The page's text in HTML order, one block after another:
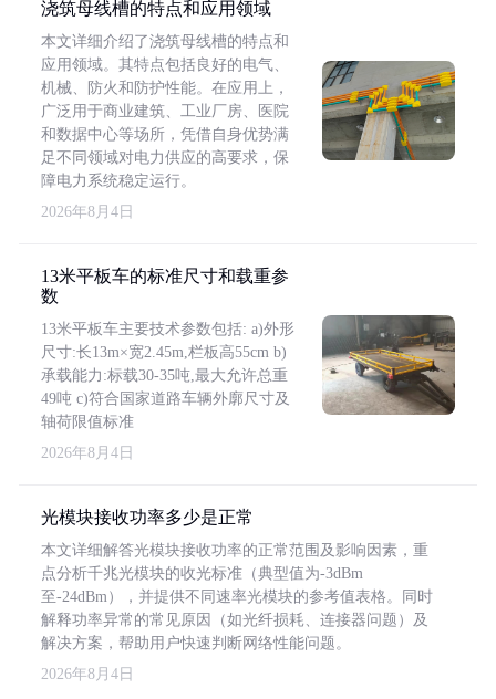
浇筑母线槽的特点和应用领域
本文详细介绍了浇筑母线槽的特点和
应用领域。其特点包括良好的电气、
机械、防火和防护性能。在应用上，
广泛用于商业建筑、工业厂房、医院
和数据中心等场所，凭借自身优势满
足不同领域对电力供应的高要求，保
障电力系统稳定运行。
2026年8月4日
13米平板车的标准尺寸和载重参
数
13米平板车主要技术参数包括: a)外形
尺寸:长13m×宽2.45m,栏板高55cm b)
承载能力:标载30-35吨,最大允许总重
49吨 c)符合国家道路车辆外廓尺寸及
轴荷限值标准
2026年8月4日
光模块接收功率多少是正常
本文详细解答光模块接收功率的正常范围及影响因素，重
点分析千兆光模块的收光标准（典型值为-3dBm
至-24dBm），并提供不同速率光模块的参考值表格。同时
解释功率异常的常见原因（如光纤损耗、连接器问题）及
解决方案，帮助用户快速判断网络性能问题。
2026年8月4日